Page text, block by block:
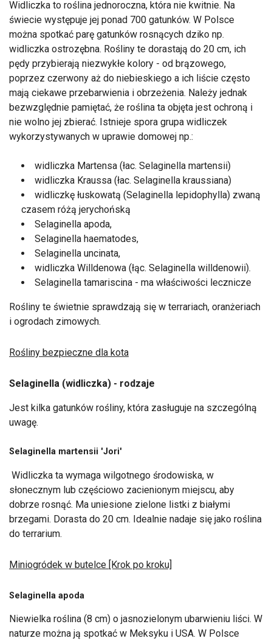
Widliczka to roślina jednoroczna, która nie kwitnie. Na
świecie występuje jej ponad 700 gatunków. W Polsce
można spotkać parę gatunków rosnących dziko np.
widliczka ostrozębna. Rośliny te dorastają do 20 cm, ich
pędy przybierają niezwykłe kolory - od brązowego,
poprzez czerwony aż do niebieskiego a ich liście często
mają ciekawe przebarwienia i obrzeżenia. Należy jednak
bezwzględnie pamiętać, że roślina ta objęta jest ochroną i
nie wolno jej zbierać. Istnieje spora grupa widliczek
wykorzystywanych w uprawie domowej np.:
widliczka Martensa (łac. Selaginella martensii)
widliczka Kraussa (łac. Selaginella kraussiana)
widliczkę łuskowatą (Selaginella lepidophylla) zwaną
czasem różą jerychońską
Selaginella apoda,
Selaginella haematodes,
Selaginella uncinata,
widliczka Willdenowa (łąc. Selaginella willdenowii).
Selaginella tamariscina - ma właściwości lecznicze
Rośliny te świetnie sprawdzają się w terrariach, oranżeriach
i ogrodach zimowych.
Rośliny bezpieczne dla kota
Selaginella (widliczka) - rodzaje
Jest kilka gatunków rośliny, która zasługuje na szczególną
uwagę.
Selaginella martensii 'Jori'
Widliczka ta wymaga wilgotnego środowiska, w
słonecznym lub częściowo zacienionym miejscu, aby
dobrze rosnąć. Ma uniesione zielone listki z białymi
brzegami. Dorasta do 20 cm. Idealnie nadaje się jako roślina
do terrarium.
Miniogródek w butelce [Krok po kroku]
Selaginella apoda
Niewielka roślina (8 cm) o jasnozielonym ubarwieniu liści. W
naturze można ją spotkać w Meksyku i USA. W Polsce